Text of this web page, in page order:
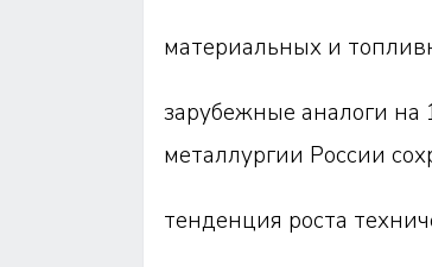
материальных и
зарубежные аналоги на
металлургии России
тенденция роста